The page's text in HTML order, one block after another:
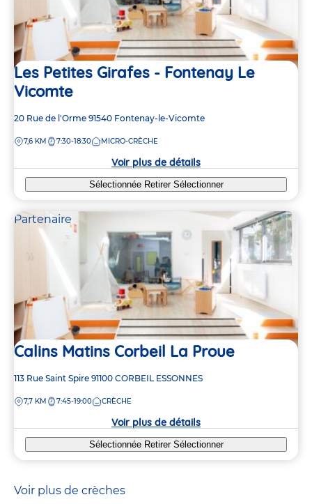
Les Petites Girafes - Fontenay Le
Vicomte
Adresse
la
20 Rue de l'Orme 91540 Fontenay-le-Vicomte
DISTANCE
7,6 KM 7:30-18:30 MICRO-CRÈCHE
Voir plus de détails
Sélectionnée Retirer Sélectionner
Partenaire
Calins Matins Corbeil La Proue
Adresse
la
113 Rue Saint Spire 91100 CORBEIL ESSONNES
DISTANCE
7,7 KM 7:45-19:00 CRÈCHE
Voir plus de détails
Sélectionnée Retirer Sélectionner
Voir plus de crèches